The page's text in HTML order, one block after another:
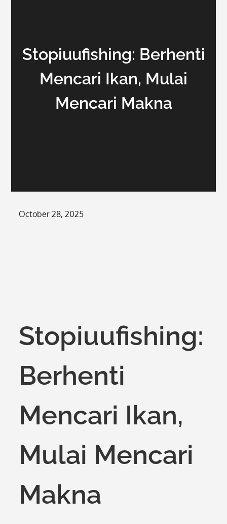
Stopiuufishing: Berhenti
Mencari Ikan, Mulai
Mencari Makna
Posted
October 28, 2025
Stopiuufishing:
Berhenti
Mencari Ikan,
Mulai Mencari
Makna